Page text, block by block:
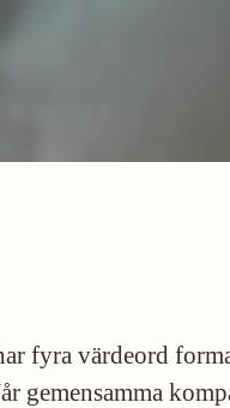
fyra värdeord
gemensamma